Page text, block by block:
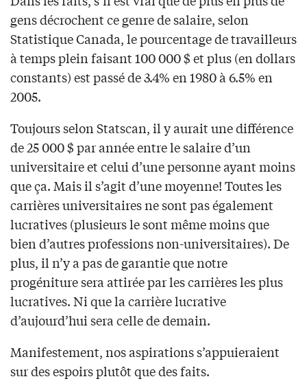
gens décrochent ce genre de salaire, selon
Statistique Canada, le pourcentage de travailleurs
à temps plein faisant 100 000 $ et plus (en dollars
constants) est passé de 3.4% en 1980 à 6.5% en
2005.
Toujours selon Statscan, il y aurait une différence
de 25 000 $ par année entre le salaire d’un
universitaire et celui d’une personne ayant moins
que ça. Mais il s’agit d’une moyenne! Toutes les
carrières universitaires ne sont pas également
lucratives (plusieurs le sont même moins que
bien d’autres professions non-universitaires). De
plus, il n’y a pas de garantie que notre
progéniture sera attirée par les carrières les plus
lucratives. Ni que la carrière lucrative
d’aujourd’hui sera celle de demain.
Manifestement, nos aspirations s’appuieraient
sur des espoirs plutôt que des faits.